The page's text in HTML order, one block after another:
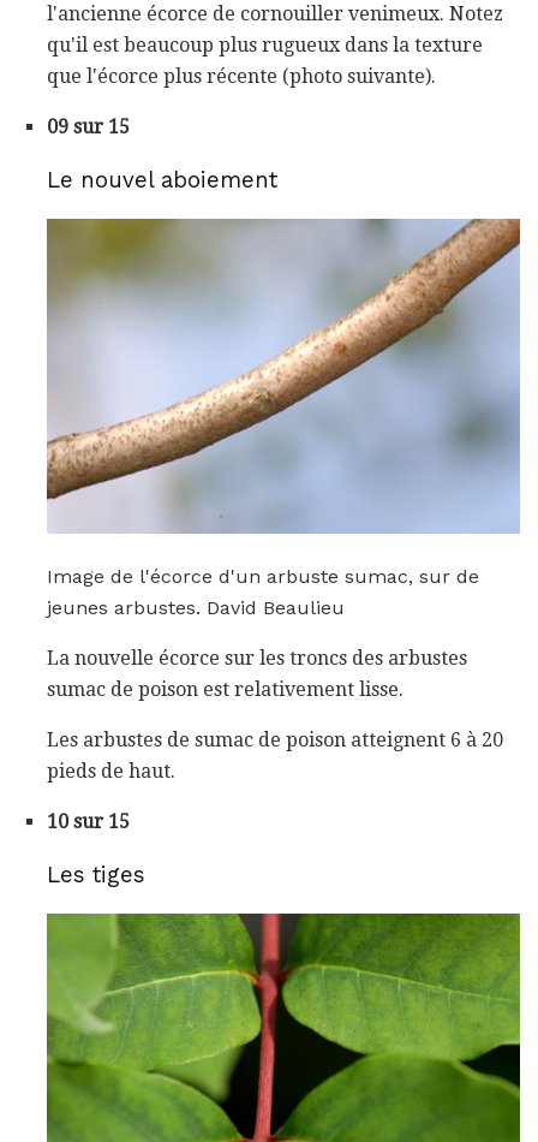
l'ancienne écorce de cornouiller venimeux. Notez
qu'il est beaucoup plus rugueux dans la texture
que l'écorce plus récente (photo suivante).
09 sur 15
Le nouvel aboiement
Image de l'écorce d'un arbuste sumac, sur de
jeunes arbustes. David Beaulieu
La nouvelle écorce sur les troncs des arbustes
sumac de poison est relativement lisse.
Les arbustes de sumac de poison atteignent 6 à 20
pieds de haut.
10 sur 15
Les tiges